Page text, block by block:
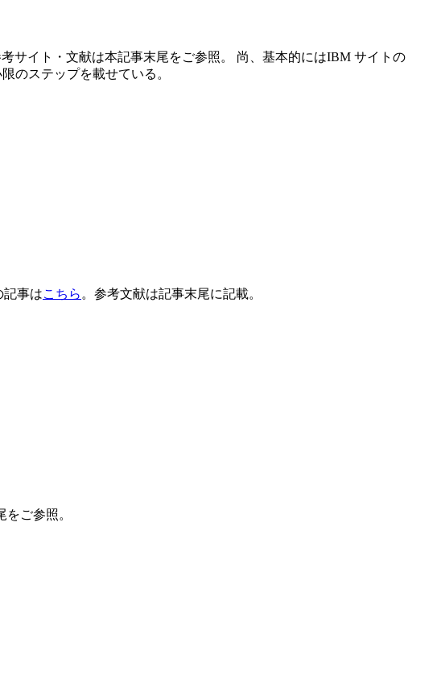
サイト・文献は本記事末尾をご参照。 尚、基本的にはIBM サイトの
のステップを載せている。
記事はこちら 。参考文献は記事末尾に記載。
ご参照。